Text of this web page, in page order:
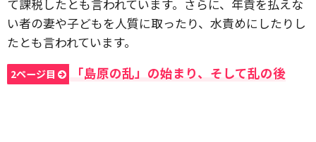
て課税したとも言われています。さらに、年貢を払えな
い者の妻や子どもを人質に取ったり、水責めにしたりし
たとも言われています。
2ページ目 「島原の乱」の始まり、そして乱の後